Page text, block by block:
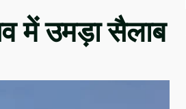
में उमड़ा सैलाब